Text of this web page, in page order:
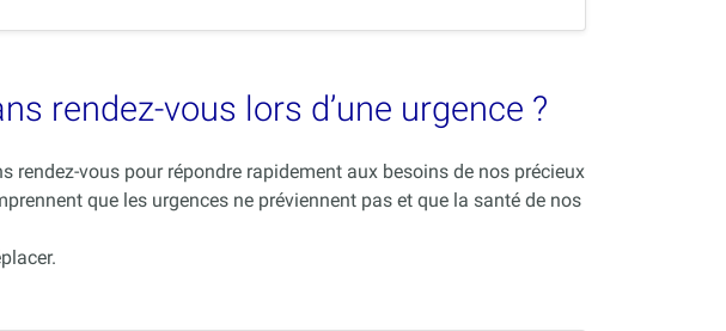
rendez-vous lors d’une urgence ?
vous pour répondre rapidement aux besoins de nos précieux
que les urgences ne préviennent pas et que la santé de nos